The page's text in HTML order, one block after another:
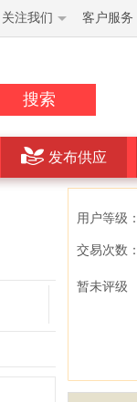
关注我们 客户服务
搜索
发布供应
用户等级：
交易次数
暂未评级